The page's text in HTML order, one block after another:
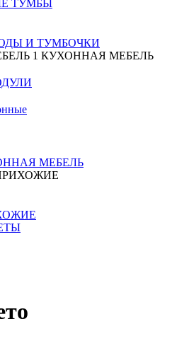
ТУМБЫ
И ТУМБОЧКИ
КУХОННАЯ МЕБЕЛЬ
МЕБЕЛЬ